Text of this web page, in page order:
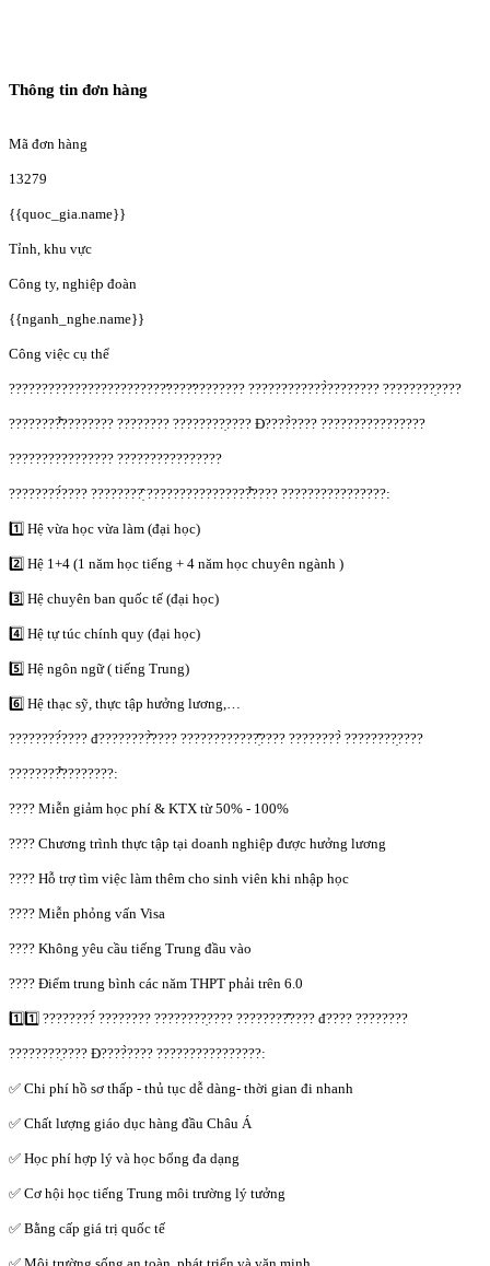
Thông tin đơn hàng
Mã đơn hàng
13279
{{quoc_gia.name}}
Tỉnh, khu vực
Công ty, nghiệp đoàn
{{nganh_nghe.name}}
Công việc cụ thể
????????????????????????̛????̛???????? ????????????̀???????? ????????̣????
????????̂̉???????? ???????? ????????̣???? Đ????̀???? ????????????????
???????????????? ????????????????
????????́???? ????????̣̂ ????????????????̂̉???? ????????????????:
1️⃣ Hệ vừa học vừa làm (đại học)
2️⃣ Hệ 1+4 (1 năm học tiếng + 4 năm học chuyên ngành )
3️⃣ Hệ chuyên ban quốc tế (đại học)
4️⃣ Hệ tự túc chính quy (đại học)
5️⃣ Hệ ngôn ngữ ( tiếng Trung)
6️⃣ Hệ thạc sỹ, thực tập hưởng lương,…
????????́???? đ????????̂̀???? ????????????̣̂???? ????????̀ ????????̣????
????????̂̉????????:
???? Miễn giảm học phí & KTX từ 50% - 100%
???? Chương trình thực tập tại doanh nghiệp được hưởng lương
???? Hỗ trợ tìm việc làm thêm cho sinh viên khi nhập học
???? Miễn phỏng vấn Visa
???? Không yêu cầu tiếng Trung đầu vào
???? Điểm trung bình các năm THPT phải trên 6.0
1️⃣1️⃣ ????????́ ???????? ????????̣???? ????????̂???? đ???? ????????
????????̣???? Đ????̀???? ????????????????:
✅ Chi phí hồ sơ thấp - thủ tục dễ dàng- thời gian đi nhanh
✅ Chất lượng giáo dục hàng đầu Châu Á
✅ Học phí hợp lý và học bổng đa dạng
✅ Cơ hội học tiếng Trung môi trường lý tưởng
✅ Bằng cấp giá trị quốc tế